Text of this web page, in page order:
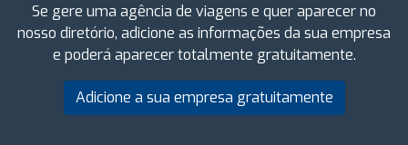
Se gere uma agência de viagens e quer aparecer no
nosso diretório, adicione as informações da sua empresa
e poderá aparecer totalmente gratuitamente.
Adicione a sua empresa gratuitamente